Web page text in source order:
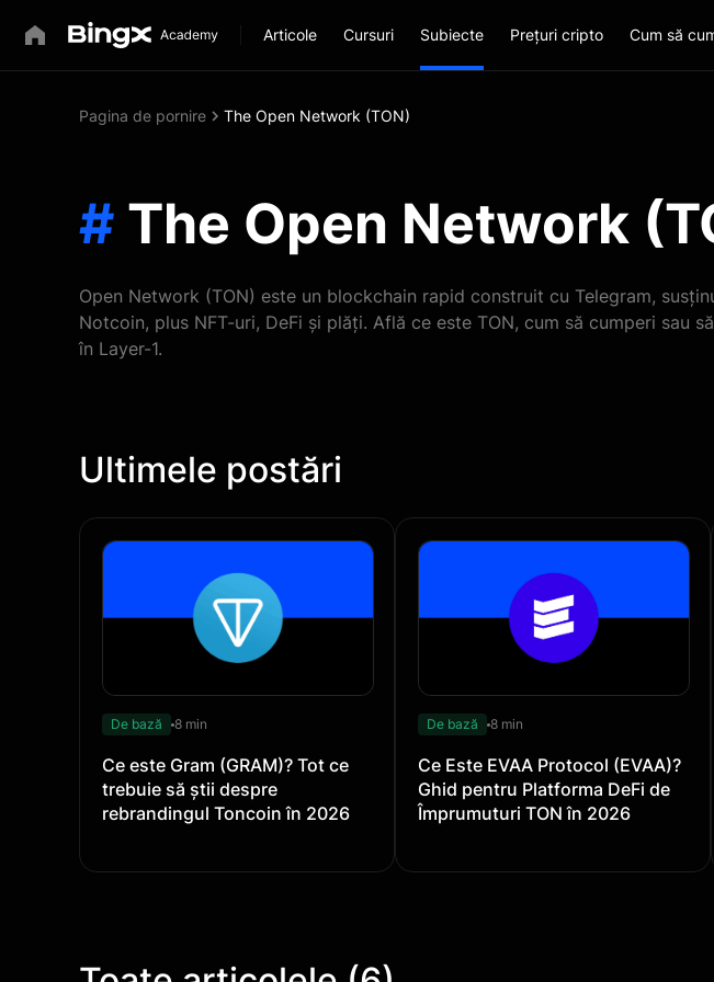
Articole Cursuri Subiecte Prețuri cripto Cum să
Pagina de pornire The Open Network (TON)
# The Open Network
Open Network (TON) este un blockchain rapid construit cu Telegram,
Notcoin, plus NFT-uri, DeFi și plăți. Află ce este TON, cum să cumperi
în Layer-1.
Ultimele postări
De bază 8 min
Ce este Gram (GRAM)? Tot ce
trebuie să știi despre
rebrandingul Toncoin în 2026
De bază 8 min
Ce Este EVAA Protocol (EVAA)?
Ghid pentru Platforma DeFi de
Împrumuturi TON în 2026